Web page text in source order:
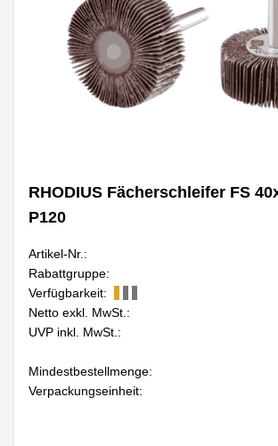
RHODIUS Fächerschleifer FS
P120
Artikel-Nr.:
Rabattgruppe:
Verfügbarkeit:
Netto exkl. MwSt.:
UVP inkl. MwSt.:
Mindestbestellmenge:
Verpackungseinheit: